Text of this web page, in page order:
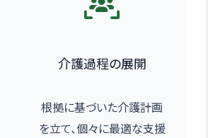
介護過程の展開
根拠に基づいた介護計画
を立て、個々に最適な支援